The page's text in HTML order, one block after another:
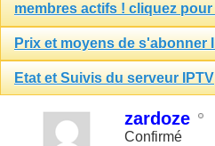
membres actifs ! cliquez
Prix et moyens de s'abonner
Etat et Suivis du serveur IPTV
zardoze
Confirmé